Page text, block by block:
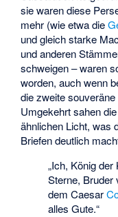
sie waren diese
mehr (wie etwa die
und gleich starke
und anderen
schweigen – waren
worden, auch wenn
die zweite
Umgekehrt sahen
ähnlichen Licht, was
Briefen deutlich
„Ich, König
Sterne, Bruder
dem Caesar
alles Gute.“